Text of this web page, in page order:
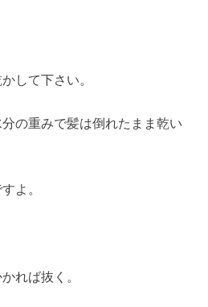
して下さい。
の重みで髪は倒れたまま乾い
よ。
れば抜く。